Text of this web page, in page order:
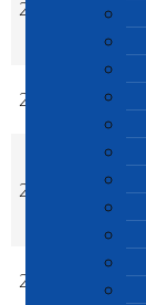
201
201B
Общий
201G
свинка)
206 СОЭ